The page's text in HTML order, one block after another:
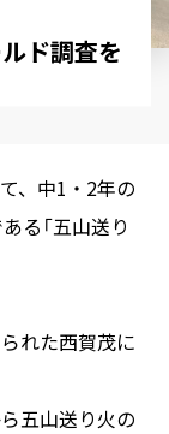
ルド調査を
、中1・2年の
る「五山送り
れた西賀茂に
五山送り火の